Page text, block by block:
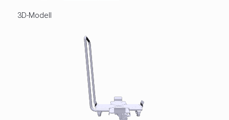
3D-Modell